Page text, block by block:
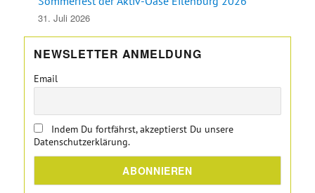
31. Juli 2026
NEWSLETTER ANMELDUNG
Email
Indem Du fortfährst, akzeptierst Du unsere
Datenschutzerklärung.